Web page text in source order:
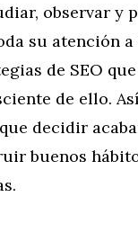
observar y
su atención a
de SEO
de ello.
decidir
buenos